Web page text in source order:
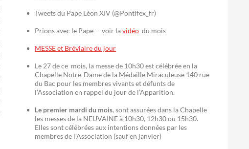
Tweets du Pape Léon XIV (@Pontifex_fr)
Prions avec le Pape – voir lavidéo du mois
MESSE et Bréviaire du jour
Le 27 de ce mois, la messe de 10h30 est célébrée en la
Chapelle Notre-Dame de la Médaille Miraculeuse 140 rue
du Bac pour les membres vivants et défunts de
l’Association en rappel du jour de l’Apparition.
Le premier mardi du mois, sont assurées dans la Chapelle
les messes de la NEUVAINE à 10h30, 12h30 ou 15h30.
Elles sont célébrées aux intentions données par les
membres de l’Association (sauf en janvier)